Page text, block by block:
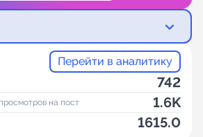
Перейти в аналитику
742
на пост 1.6K
1615.0